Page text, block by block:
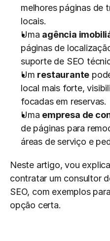
melhores páginas de
locais.
Uma agência
páginas de
suporte de SEO
Um restaurante
local mais forte,
focadas em reservas.
Uma empresa de
de páginas para
áreas de serviço e
Neste artigo, vou
contratar um consultor
SEO, com exemplos
opção certa.